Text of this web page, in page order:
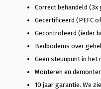
Correct behandeld
Gecertificeerd (PEFC
Gecontroleerd (ieder
Bedbodems over
Geen steunpunt in het
Monteren en
10 jaar garantie. We